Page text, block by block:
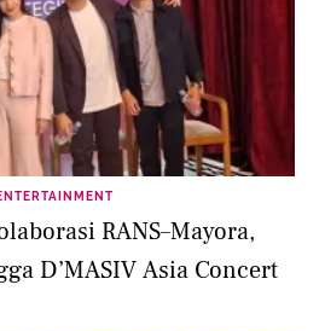
RANS–Mayora,
D’MASIV Asia Concert